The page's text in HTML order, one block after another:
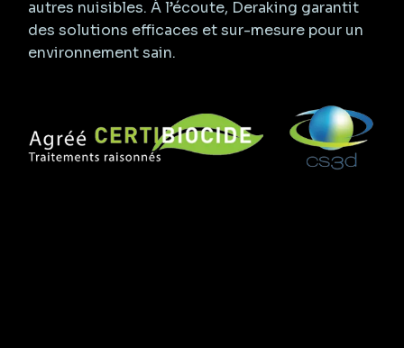
autres nuisibles. À l’écoute, Deraking garantit
des solutions efficaces et sur-mesure pour un
environnement sain.